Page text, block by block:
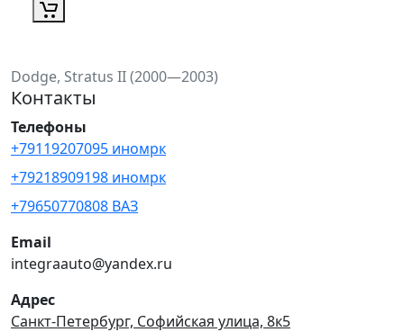
Dodge, Stratus II (2000—2003)
Контакты
Телефоны
+79119207095 иномрк
+79218909198 иномрк
+79650770808 ВАЗ
Email
integraauto@yandex.ru
Адрес
Санкт-Петербург, Софийская улица, 8к5